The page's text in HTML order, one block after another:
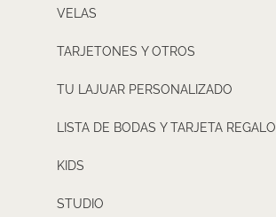
VELAS
TARJETONES Y OTROS
TU LAJUAR PERSONALIZADO
LISTA DE BODAS Y TARJETA REGALO
KIDS
STUDIO